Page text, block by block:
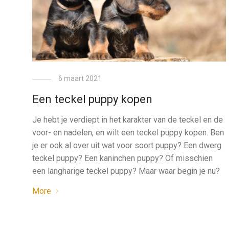
6 maart 2021
Een teckel puppy kopen
Je hebt je verdiept in het karakter van de teckel en de
voor- en nadelen, en wilt een teckel puppy kopen. Ben
je er ook al over uit wat voor soort puppy? Een dwerg
teckel puppy? Een kaninchen puppy? Of misschien
een langharige teckel puppy? Maar waar begin je nu?
More